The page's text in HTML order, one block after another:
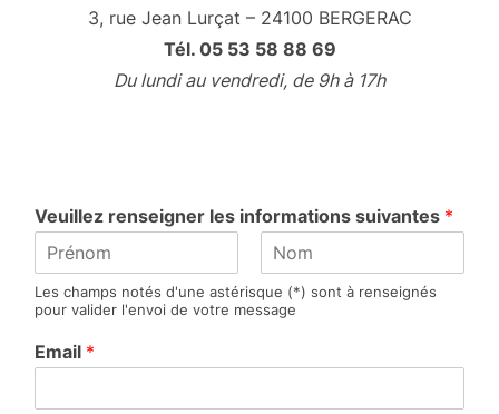
3, rue Jean Lurçat – 24100 BERGERAC
Tél. 05 53 58 88 69
Du lundi au vendredi, de 9h à 17h
Veuillez renseigner les informations suivantes *
r
é
o
m
o
m
Les champs notés d'une astérisque (*) sont à renseignés
pour valider l'envoi de votre message
Email *